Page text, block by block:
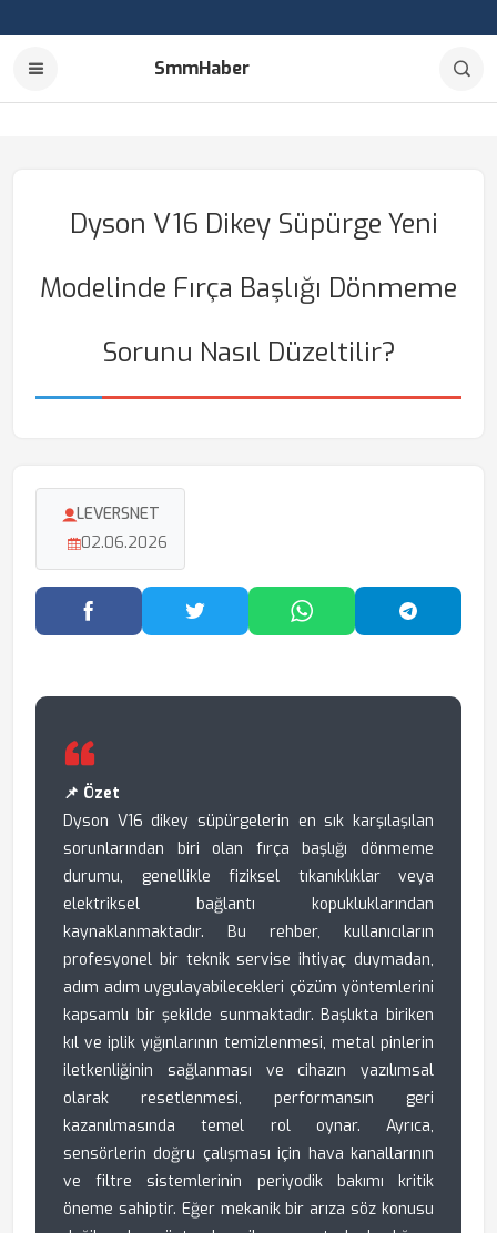
SmmHaber
Dyson V16 Dikey Süpürge Yeni
Modelinde Fırça Başlığı Dönmeme
Sorunu Nasıl Düzeltilir?
LEVERSNET
02.06.2026
Facebook'ta PaylaşTwitter'da PaylaşWhatsApp'ta Paylaş
📌 Özet
Dyson V16 dikey süpürgelerin en sık karşılaşılan
sorunlarından biri olan fırça başlığı dönmeme
durumu, genellikle fiziksel tıkanıklıklar veya
elektriksel bağlantı kopukluklarından
kaynaklanmaktadır. Bu rehber, kullanıcıların
profesyonel bir teknik servise ihtiyaç duymadan,
adım adım uygulayabilecekleri çözüm yöntemlerini
kapsamlı bir şekilde sunmaktadır. Başlıkta biriken
kıl ve iplik yığınlarının temizlenmesi, metal pinlerin
iletkenliğinin sağlanması ve cihazın yazılımsal
olarak resetlenmesi, performansın geri
kazanılmasında temel rol oynar. Ayrıca,
sensörlerin doğru çalışması için hava kanallarının
ve filtre sistemlerinin periyodik bakımı kritik
öneme sahiptir. Eğer mekanik bir arıza söz konusu